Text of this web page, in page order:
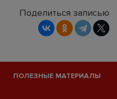
Поделиться записью
ПОЛЕЗНЫЕ МАТЕРИАЛЫ